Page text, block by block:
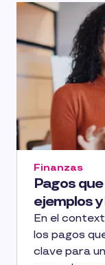
cumplen con
tributarias.
Pagos
ejemplos
Finanzas
En el
los pagos
clave para